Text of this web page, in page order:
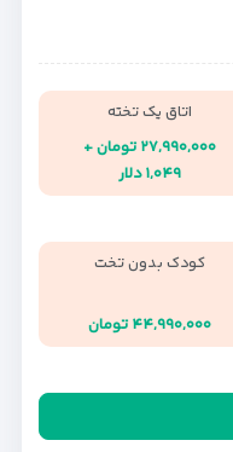
اتاق یک تخته
۲۷,۹۹۰,۰۰۰ تومان +
۱,۰۴۹ دلار
کودک بدون تخت
۴۴,۹۹۰,۰۰۰ تومان